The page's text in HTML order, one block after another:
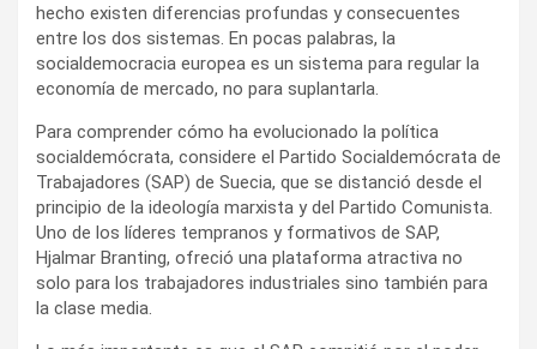
hecho existen diferencias profundas y consecuentes
entre los dos sistemas. En pocas palabras, la
socialdemocracia europea es un sistema para regular la
economía de mercado, no para suplantarla.
Para comprender cómo ha evolucionado la política
socialdemócrata, considere el Partido Socialdemócrata de
Trabajadores (SAP) de Suecia, que se distanció desde el
principio de la ideología marxista y del Partido Comunista.
Uno de los líderes tempranos y formativos de SAP,
Hjalmar Branting, ofreció una plataforma atractiva no
solo para los trabajadores industriales sino también para
la clase media.